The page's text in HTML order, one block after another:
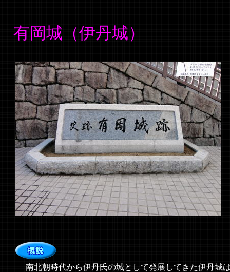
有岡城（伊丹城）
南北朝時代から伊丹氏の城として発展してきた伊丹城